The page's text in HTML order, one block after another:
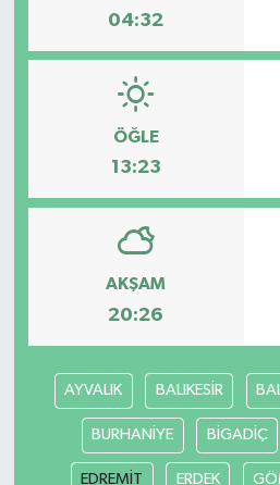
04:32
ÖĞLE
13:23
AKŞAM
20:26
AYVALIK BALIKESİR
BURHANİYE BİGADİÇ
EDREMİT ERDEK